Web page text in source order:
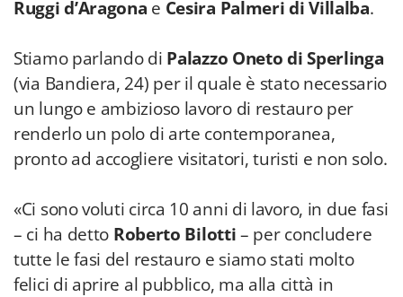
Ruggi d’Aragona e Cesira Palmeri di Villalba.
Stiamo parlando di Palazzo Oneto di Sperlinga
(via Bandiera, 24) per il quale è stato necessario
un lungo e ambizioso lavoro di restauro per
renderlo un polo di arte contemporanea,
pronto ad accogliere visitatori, turisti e non solo.
«Ci sono voluti circa 10 anni di lavoro, in due fasi
– ci ha detto Roberto Bilotti– per concludere
tutte le fasi del restauro e siamo stati molto
felici di aprire al pubblico, ma alla città in